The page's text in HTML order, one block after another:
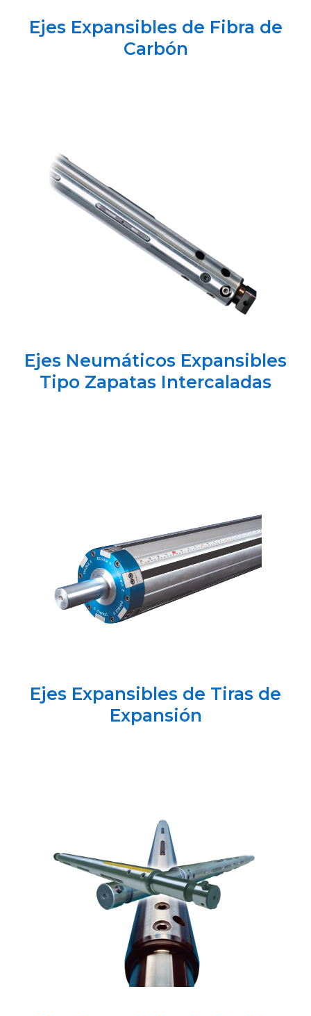
Ejes Expansibles de Fibra de
Carbón
Ejes Neumáticos Expansibles
Tipo Zapatas Intercaladas
Ejes Expansibles de Tiras de
Expansión